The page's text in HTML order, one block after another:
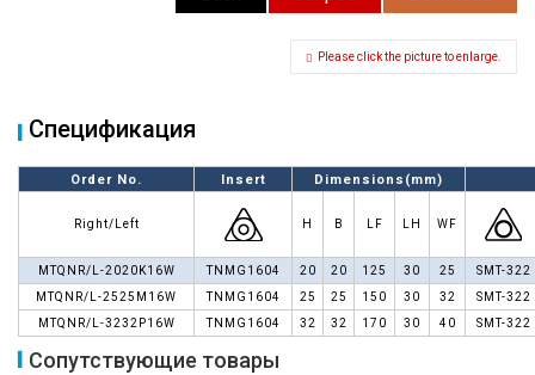
Please click the picture to enlarge.
Спецификация
Order No. Insert Dimensions(mm)
Right/Left H B LF LH WF
MTQNR/L-2020K16W TNMG1604 20 20 125 30 25
SMT-322
MTQNR/L-2525M16W
TNMG1604 25 25 150 30 32
SMT-322
MTQNR/L-3232P16W
TNMG1604 32 32 170 30 40 SMT-322
Сопутствующие товары